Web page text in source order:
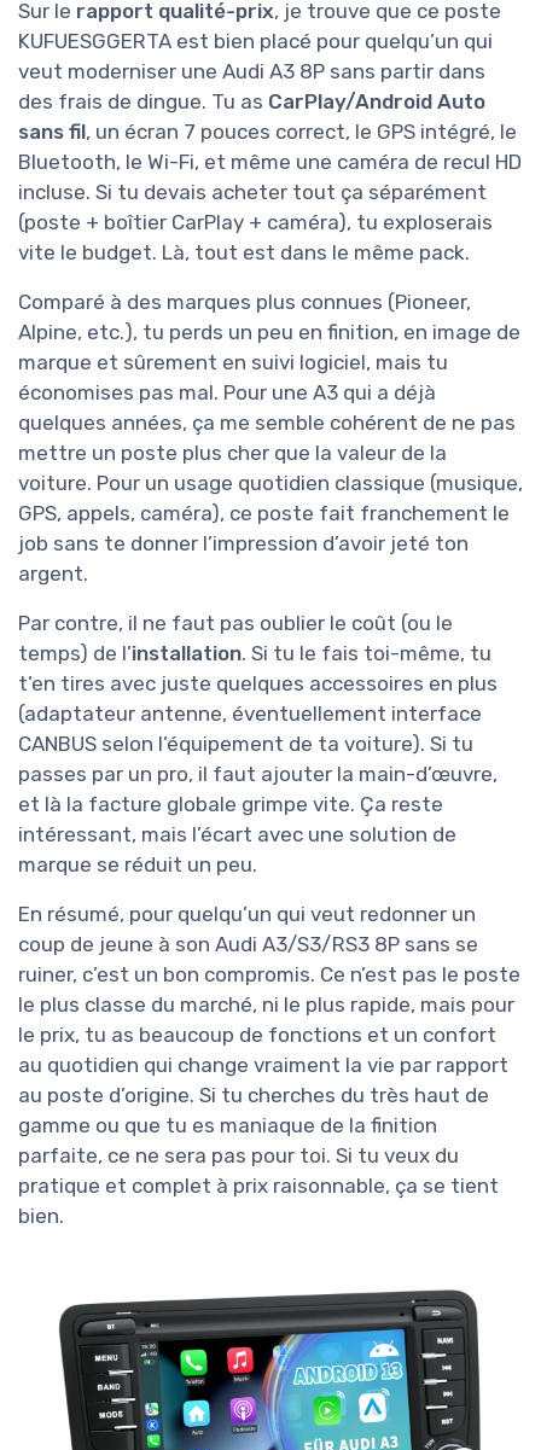
Sur le rapport qualité-prix, je trouve que ce poste
KUFUESGGERTA est bien placé pour quelqu’un qui
veut moderniser une Audi A3 8P sans partir dans
des frais de dingue. Tu as CarPlay/Android Auto
sans fil, un écran 7 pouces correct, le GPS intégré, le
Bluetooth, le Wi-Fi, et même une caméra de recul HD
incluse. Si tu devais acheter tout ça séparément
(poste + boîtier CarPlay + caméra), tu exploserais
vite le budget. Là, tout est dans le même pack.
Comparé à des marques plus connues (Pioneer,
Alpine, etc.), tu perds un peu en finition, en image de
marque et sûrement en suivi logiciel, mais tu
économises pas mal. Pour une A3 qui a déjà
quelques années, ça me semble cohérent de ne pas
mettre un poste plus cher que la valeur de la
voiture. Pour un usage quotidien classique (musique,
GPS, appels, caméra), ce poste fait franchement le
job sans te donner l’impression d’avoir jeté ton
argent.
Par contre, il ne faut pas oublier le coût (ou le
temps) de l’installation. Si tu le fais toi-même, tu
t’en tires avec juste quelques accessoires en plus
(adaptateur antenne, éventuellement interface
CANBUS selon l’équipement de ta voiture). Si tu
passes par un pro, il faut ajouter la main-d’œuvre,
et là la facture globale grimpe vite. Ça reste
intéressant, mais l’écart avec une solution de
marque se réduit un peu.
En résumé, pour quelqu’un qui veut redonner un
coup de jeune à son Audi A3/S3/RS3 8P sans se
ruiner, c’est un bon compromis. Ce n’est pas le poste
le plus classe du marché, ni le plus rapide, mais pour
le prix, tu as beaucoup de fonctions et un confort
au quotidien qui change vraiment la vie par rapport
au poste d’origine. Si tu cherches du très haut de
gamme ou que tu es maniaque de la finition
parfaite, ce ne sera pas pour toi. Si tu veux du
pratique et complet à prix raisonnable, ça se tient
bien.